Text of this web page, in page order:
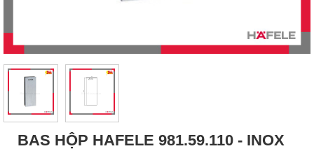
BAS HỘP HAFELE 981.59.110 - INOX